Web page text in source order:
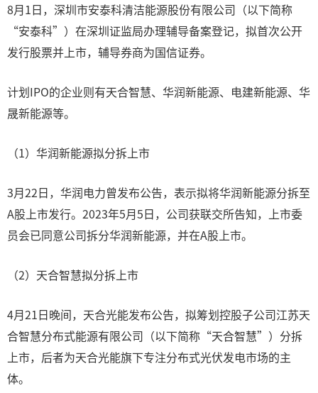
8月1日，深圳市安泰科清洁能源股份有限公司（以下简称
“安泰科”）在深圳证监局办理辅导备案登记，拟首次公开
发行股票并上市，辅导券商为国信证券。
计划IPO的企业则有天合智慧、华润新能源、电建新能源、华
晟新能源等。
（1）华润新能源拟分拆上市
3月22日，华润电力曾发布公告，表示拟将华润新能源分拆至
A股上市发行。2023年5月5日，公司获联交所告知，上市委
员会已同意公司拆分华润新能源，并在A股上市。
（2）天合智慧拟分拆上市
4月21日晚间，天合光能发布公告，拟筹划控股子公司江苏天
合智慧分布式能源有限公司（以下简称“天合智慧”）分拆
上市，后者为天合光能旗下专注分布式光伏发电市场的主
体。